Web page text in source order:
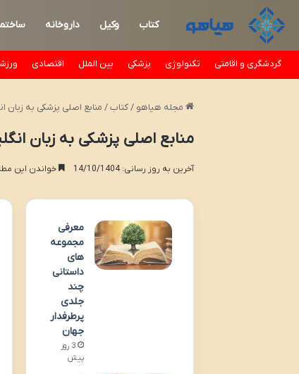
کتاب وکیل داروخانه
گردشگری و اقامتی تکنولوژی پزشکی بین الملل اقتصادی
مجله هیاهو / کتاب / منابع اصلی پزشکی به
منابع اصلی پزشکی به زبان
آخرین به روز رسانی: 14/10/1404 خواندن این مطلب 14 دقیقه
معرفی
مجموعه‌
های
داستانی
چند
جلدی
پرطرفدار
جهان
3 روز
پیش